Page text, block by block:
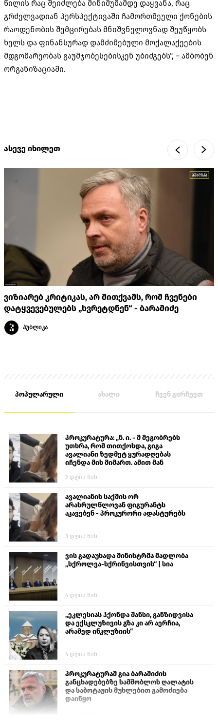
წილის რაც შეიძლება მინიმუმამდე დაყვანა, რაც
გრძელვადიან პერსპექტივაში ჩამორთმეული ქონების
რაოდენობის შემცირებას მნიშვნელოვნად შეუწყობს
ხელს და ფინანსურად დამძიმებული მოქალაქეების
მდგომარეობას გაუმჯობესებისკენ უბიძგებს“, – ამბობენ
ორგანიზაციაში.
ასევე იხილეთ
ვიზიარებ კრიტიკას, არ მითქვამს, რომ ჩვენები
დატყვევებულებს „ხვრეტდნენ“ - ბარამიძე
პუბლიკა
პოპულარული ახალი ჩვენ გირჩევთ
პროკურატურა: „ნ. ი. - მ მეგობრებს
უთხრა, რომ თითქოსდა, გიგა
ავალიანი ზედმეტ ყურადღებას
იჩენდა მის მიმართ. ამით მან
თავს დასხმოდა გიგა ავალიანს“
2 დღის წინ
ავალიანის საქმის ორ
არასრულწლოვან ფიგურანტს
აკავებენ - პროკურორი ადასტურებს
3 დღის წინ
ვის გადაუხადა მინისტრმა მადლობა
„სქროლვა-სქრინვისთვის“ | სია
4 დღის წინ
„ეკლესიას ჰქონდა შანსი, განზიდვისა
და ექსკლუზივის გზა კი არ აერჩია,
არამედ ინკლუზიის“
4 დღის წინ
პროკურატურამ გია ბარამიძის
განცხადებებზე სამშობლოს ღალატის
და საბოტაჟის მუხლებით გამოძიება
დაიწყო